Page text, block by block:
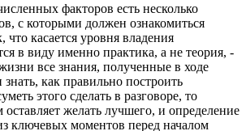
факторов есть несколько
с которыми должен ознакомиться
что касается уровня владения
в виду именно практика, а не теория, -
все знания, полученные в ходе
как правильно построить
этого сделать в разговоре, то
желать лучшего, и определение
ключевых моментов перед началом